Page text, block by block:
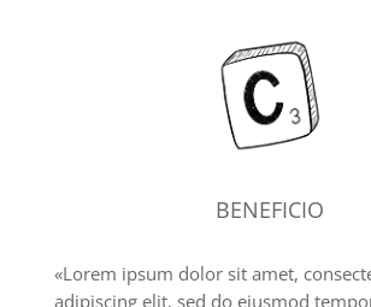
BENEFICIO
«Lorem ipsum dolor sit amet,
adipiscing elit, sed do eiusmod